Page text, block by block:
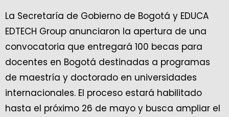
La Secretaría de Gobierno de Bogotá y EDUCA
EDTECH Group anunciaron la apertura de una
convocatoria que entregará 100 becas para
docentes en Bogotá destinadas a programas
de maestría y doctorado en universidades
internacionales. El proceso estará habilitado
hasta el próximo 26 de mayo y busca ampliar el